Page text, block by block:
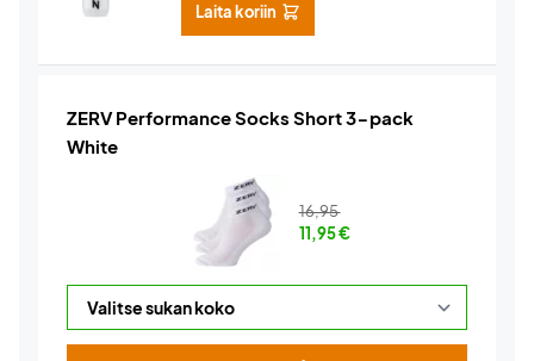
Laita koriin
ZERV Performance Socks Short 3-pack
White
16,95
11,95€